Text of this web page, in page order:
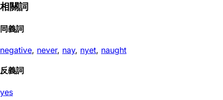
相關詞
同義詞
negative, never, nay, nyet, naught
反義詞
yes